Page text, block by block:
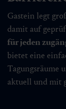
Gastein legt
damit auf
für jeden
bietet eine
Tagungsräume
aktuell und mit